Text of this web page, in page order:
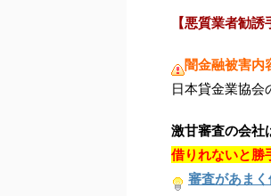
【悪質業者勧誘
闇金融被害内
日本貸金業協会
激甘審査の会社
借りれないと勝
審査があま